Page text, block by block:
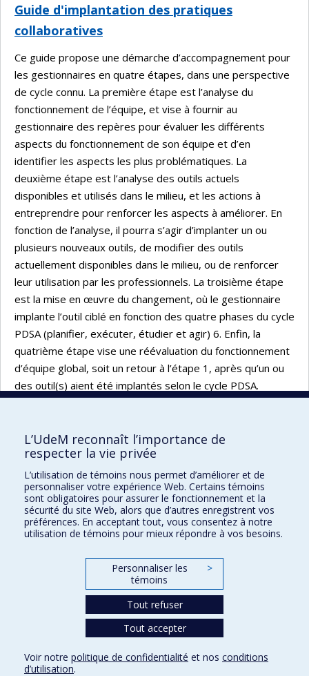
Guide d'implantation des pratiques
collaboratives
Ce guide propose une démarche d’accompagnement pour
les gestionnaires en quatre étapes, dans une perspective
de cycle connu. La première étape est l’analyse du
fonctionnement de l’équipe, et vise à fournir au
gestionnaire des repères pour évaluer les différents
aspects du fonctionnement de son équipe et d’en
identifier les aspects les plus problématiques. La
deuxième étape est l’analyse des outils actuels
disponibles et utilisés dans le milieu, et les actions à
entreprendre pour renforcer les aspects à améliorer. En
fonction de l’analyse, il pourra s’agir d’implanter un ou
plusieurs nouveaux outils, de modifier des outils
actuellement disponibles dans le milieu, ou de renforcer
leur utilisation par les professionnels. La troisième étape
est la mise en œuvre du changement, où le gestionnaire
implante l’outil ciblé en fonction des quatre phases du cycle
PDSA (planifier, exécuter, étudier et agir) 6. Enfin, la
quatrième étape vise une réévaluation du fonctionnement
d’équipe global, soit un retour à l’étape 1, après qu’un ou
des outil(s) aient été implantés selon le cycle PDSA.
2) Analyse des outils actuels disponibles dans le milieu
et sélection des outils à implanter
3) Implantation des outils
4) (Ré)évaluation du fonctionnement global de l’équipe
Centre d'innovation en formation
infirmière et apprentissage professionnel
Conditions d’utilisation
L’UdeM reconnaît l’importance de
respecter la vie privée
L’utilisation de témoins nous permet d’améliorer et de
personnaliser votre expérience Web. Certains témoins
sont obligatoires pour assurer le fonctionnement et la
sécurité du site Web, alors que d’autres enregistrent vos
préférences. En acceptant tout, vous consentez à notre
utilisation de témoins pour mieux répondre à vos besoins.
Personnaliser les
témoins
>
Tout refuser
Tout accepter
Voir notre politique de confidentialité et nos conditions
d’utilisation.